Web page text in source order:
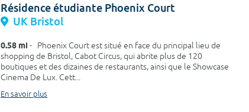
Résidence étudiante Phoenix Court
UK Bristol
0.58 mi - Phoenix Court est situé en face du principal lieu de
shopping de Bristol, Cabot Circus, qui abrite plus de 120
boutiques et des dizaines de restaurants, ainsi que le Showcase
Cinema De Lux. Cett...
En savoir plus